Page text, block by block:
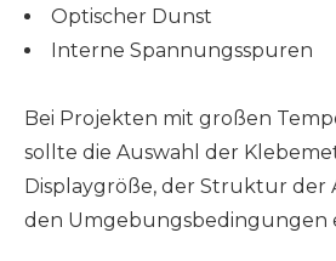
Optischer Dunst
Interne Spannungsspuren
Bei Projekten mit großen
sollte die Auswahl der
Displaygröße, der Struktur der
den Umgebungsbedingungen